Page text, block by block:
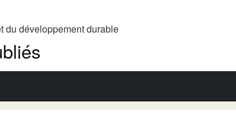
du développement durable